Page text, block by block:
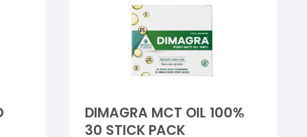
DIMAGRA MCT OIL 100%
30 STICK PACK